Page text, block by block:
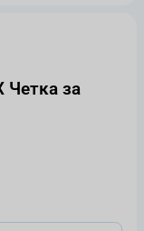
Четка за